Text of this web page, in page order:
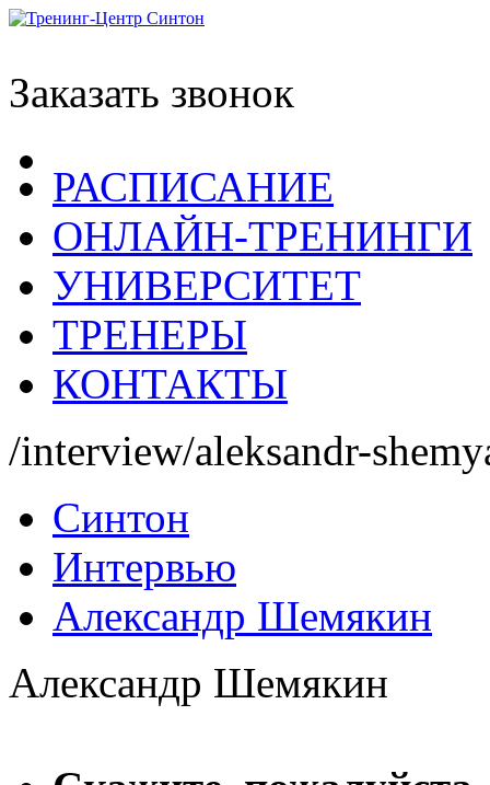
Заказать звонок
РАСПИСАНИЕ
ОНЛАЙН-ТРЕНИНГИ
УНИВЕРСИТЕТ
ТРЕНЕРЫ
КОНТАКТЫ
/interview/aleksandr-
Синтон
Интервью
Александр Шемякин
Александр Шемякин